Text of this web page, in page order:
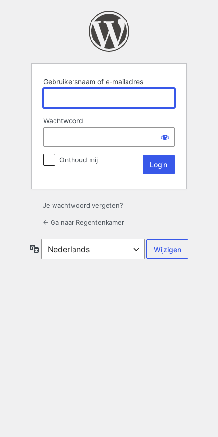
Gebruikersnaam of e-mailadres
Wachtwoord
Onthoud mij
Je wachtwoord vergeten?
← Ga naar Regentenkamer
Taal